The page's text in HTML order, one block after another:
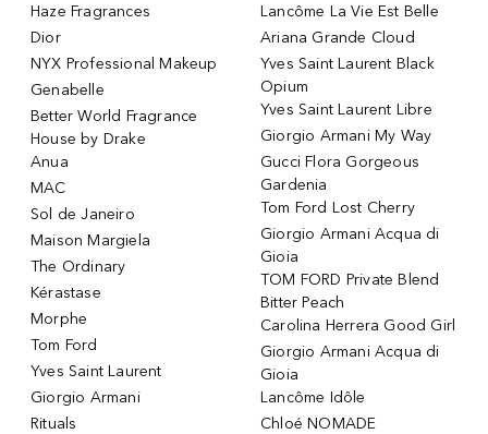
Haze Fragrances
Dior
NYX Professional Makeup
Genabelle
Better World Fragrance
House by Drake
Anua
MAC
Sol de Janeiro
Maison Margiela
The Ordinary
Kérastase
Morphe
Tom Ford
Yves Saint Laurent
Giorgio Armani
Rituals
Lancôme La Vie Est Belle
Ariana Grande Cloud
Yves Saint Laurent Black
Opium
Yves Saint Laurent Libre
Giorgio Armani My Way
Gucci Flora Gorgeous
Gardenia
Tom Ford Lost Cherry
Giorgio Armani Acqua di
Gioia
TOM FORD Private Blend
Bitter Peach
Carolina Herrera Good Girl
Giorgio Armani Acqua di
Gioia
Lancôme Idôle
Chloé NOMADE